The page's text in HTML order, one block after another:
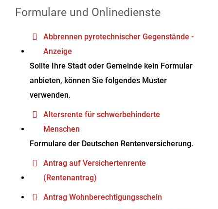
Formulare und Onlinedienste
Abbrennen pyrotechnischer Gegenstände -
Anzeige
Sollte Ihre Stadt oder Gemeinde kein Formular
anbieten, können Sie folgendes Muster
verwenden.
Altersrente für schwerbehinderte
Menschen
Formulare der Deutschen Rentenversicherung.
Antrag auf Versichertenrente
(Rentenantrag)
Antrag Wohnberechtigungsschein